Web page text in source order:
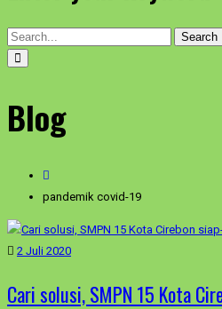
Search
Blog
pandemik covid-19
2 Juli 2020
Cari solusi, SMPN 15 Kota